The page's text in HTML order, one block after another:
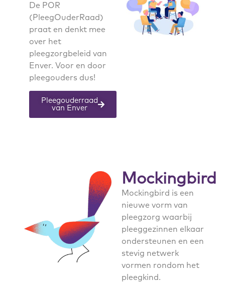
De POR
(PleegOuderRaad)
praat en denkt mee
over het
pleegzorgbeleid van
Enver. Voor en door
pleegouders dus!
Pleegouderraad
van Enver
Mockingbird
Mockingbird is een
nieuwe vorm van
pleegzorg waarbij
pleeggezinnen elkaar
ondersteunen en een
stevig netwerk
vormen rondom het
pleegkind.